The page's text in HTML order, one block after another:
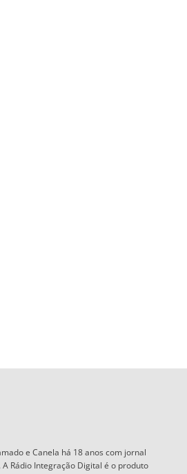
e Canela há 18 anos com jornal
Rádio Integração Digital é o produto